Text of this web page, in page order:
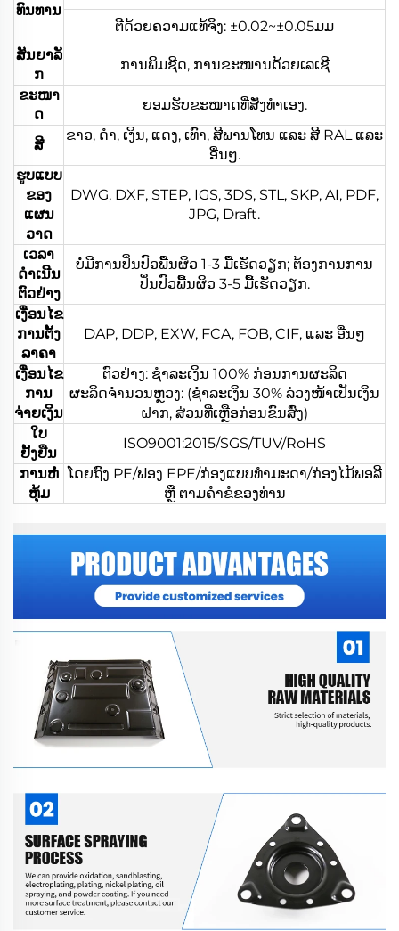
ທົນທານ
ຕີດ້ວຍຄວາມແທ້ຈິງ: ±0.02~±0.05ມມ
ສັນຍາລັ
ກ
ການພິມຊີດ, ການຂະໜານດ້ວຍເລເຊີ
ຂະໜາ
ດ
ຍອມຮັບຂະໜາດທີ່ສັ່ງທຳເອງ.
ສີ
ຂາວ, ດຳ, ເງິນ, ແດງ, ເທົາ, ສີພານໂທນ ແລະ ສີ RAL ແລະ
ອື່ນໆ.
ຮູບແບບ
ຂອງ
ແຜນ
ວາດ
DWG, DXF, STEP, IGS, 3DS, STL, SKP, AI, PDF,
JPG, Draft.
ເວລາ
ດຳເນີນ
ຕົວຢ່າງ
ບໍ່ມີການປິ່ນປົວພື້ນຜິວ 1-3 ມື້ເຮັດວຽກ; ຕ້ອງການການ
ປິ່ນປົວພື້ນຜິວ 3-5 ມື້ເຮັດວຽກ.
ເງື່ອນໄຂ
ການຕັ້ງ
ລາຄາ
DAP, DDP, EXW, FCA, FOB, CIF, ແລະ ອື່ນໆ
ເງື່ອນໄຂ
ການ
ຈ່າຍເງິນ
ຕົວຢ່າງ: ຊຳລະເງິນ 100% ກ່ອນການຜະລິດ
ຜະລິດຈຳນວນຫຼວງ: (ຊຳລະເງິນ 30% ລ່ວງໜ້າເປັນເງິນ
ຝາກ, ສ່ວນທີ່ເຫຼືອກ່ອນຂົນສົ່ງ)
ໃບ
ຢັ້ງຢືນ
ISO9001:2015/SGS/TUV/RoHS
ການຫໍ່
ຫຸ້ມ
ໂດຍຖົງ PE/ຟອງ EPE/ກ່ອງແບບທຳມະດາ/ກ່ອງໄມ້ພອລີ
ຫຼື ຕາມຄຳຂໍຂອງທ່ານ